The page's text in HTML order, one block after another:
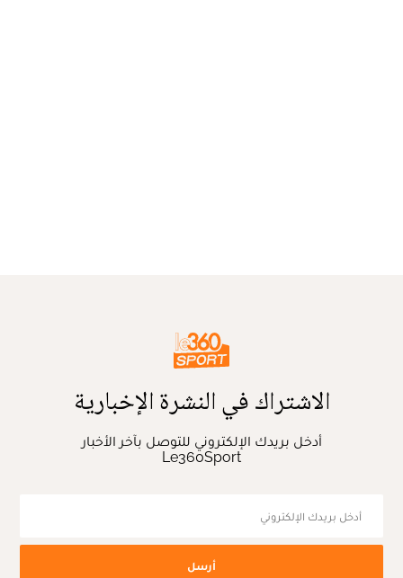
الاشتراك في النشرة الإخبارية
أدخل بريدك الإلكتروني للتوصل بآخر الأخبار
Le360Sport
أرسل